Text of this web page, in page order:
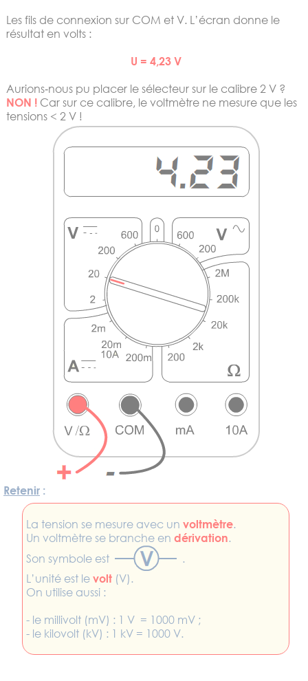
Les fils de connexion sur COM et V. L’écran donne le
résultat en volts :
U = 4,23 V
Aurions‐nous pu placer le sélecteur sur le calibre 2 V ?
NON ! Car sur ce calibre, le voltmètre ne mesure que les
tensions < 2 V !
Retenir :
La tension se mesure avec unvoltmètre.
Un voltmètre se branche endérivation.
Son symbole est
.
L’unité est levolt (V).
On utilise aussi :
- le millivolt (mV) : 1 V = 1000 mV ;
- le kilovolt (kV) : 1 kV = 1000 V.